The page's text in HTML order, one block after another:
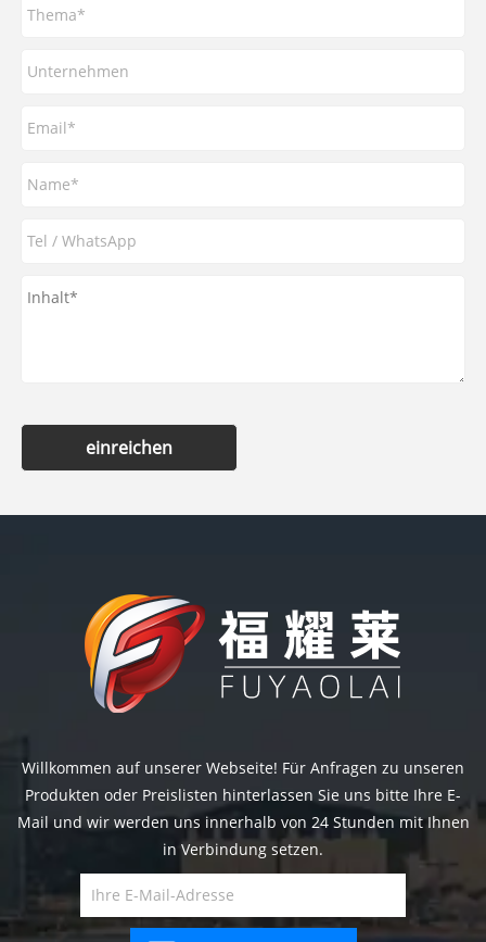
einreichen
Willkommen auf unserer Webseite! Für Anfragen zu unseren
Produkten oder Preislisten hinterlassen Sie uns bitte Ihre E-
Mail und wir werden uns innerhalb von 24 Stunden mit Ihnen
in Verbindung setzen.